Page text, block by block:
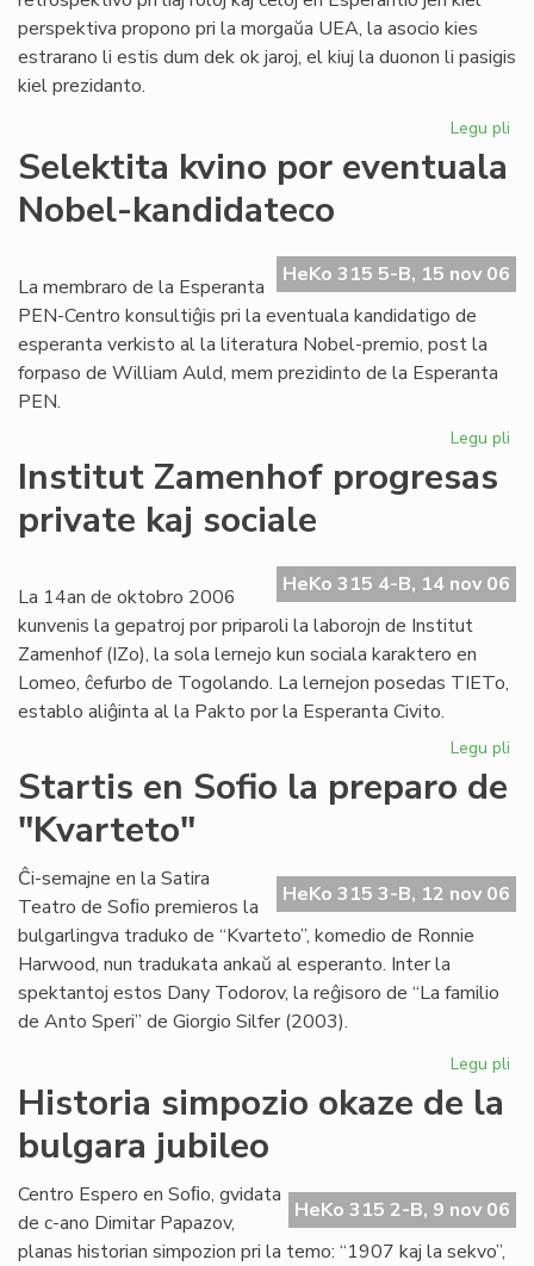
perspektiva propono pri la morgaŭa UEA, la asocio kies
estrarano li estis dum dek ok jaroj, el kiuj la duonon li pasigis
kiel prezidanto.
Legu pli
sia
Selektita kvino por eventuala
Nobel-kandidateco
HeKo 315 5-B, 15 nov 06
La membraro de la Esperanta
PEN-Centro konsultiĝis pri la eventuala kandidatigo de
esperanta verkisto al la literatura Nobel-premio, post la
forpaso de William Auld, mem prezidinto de la Esperanta
PEN.
Legu pli
Institut Zamenhof progresas
private kaj sociale
HeKo 315 4-B, 14 nov 06
La 14an de oktobro 2006
kunvenis la gepatroj por priparoli la laborojn de Institut
Zamenhof (IZo), la sola lernejo kun sociala karaktero en
Lomeo, ĉefurbo de Togolando. La lernejon posedas TIETo,
establo aliĝinta al la Pakto por la Esperanta Civito.
Legu pli
kaj
Startis en Sofio la preparo de
"Kvarteto"
HeKo 315 3-B, 12 nov 06
Ĉi-semajne en la Satira
Teatro de Soﬁo premieros la
bulgarlingva traduko de “Kvarteto”, komedio de Ronnie
Harwood, nun tradukata ankaŭ al esperanto. Inter la
spektantoj estos Dany Todorov, la reĝisoro de “La familio
de Anto Speri” de Giorgio Silfer (2003).
Legu pli
Historia simpozio okaze de la
bulgara jubileo
HeKo 315 2-B, 9 nov 06
Centro Espero en Soﬁo, gvidata
de c-ano Dimitar Papazov,
planas historian simpozion pri la temo: “1907 kaj la sekvo”,